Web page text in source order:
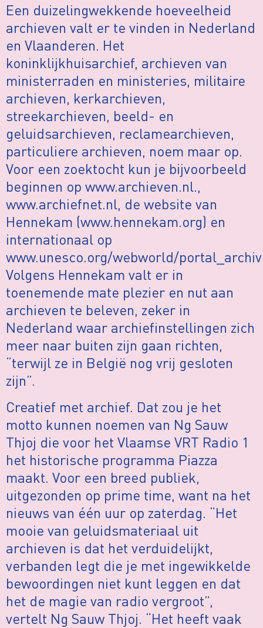
Een duizelingwekkende hoeveelheid
archieven valt er te vinden in Nederland
en Vlaanderen. Het
koninklijkhuisarchief, archieven van
ministerraden en ministeries, militaire
archieven, kerkarchieven,
streekarchieven, beeld- en
geluidsarchieven, reclamearchieven,
particuliere archieven, noem maar op.
Voor een zoektocht kun je bijvoorbeeld
beginnen op www.archieven.nl.,
www.archiefnet.nl, de website van
Hennekam (www.hennekam.org) en
internationaal op
www.unesco.org/webworld/
Volgens Hennekam valt er in
toenemende mate plezier en nut aan
archieven te beleven, zeker in
Nederland waar archiefinstellingen zich
meer naar buiten zijn gaan richten,
“terwijl ze in België nog vrij gesloten
zijn”.
Creatief met archief. Dat zou je het
motto kunnen noemen van Ng Sauw
Thjoj die voor het Vlaamse VRT Radio 1
het historische programma Piazza
maakt. Voor een breed publiek,
uitgezonden op prime time, want na het
nieuws van één uur op zaterdag. “Het
mooie van geluidsmateriaal uit
archieven is dat het verduidelijkt,
verbanden legt die je met ingewikkelde
bewoordingen niet kunt leggen en dat
het de magie van radio vergroot”,
vertelt Ng Sauw Thjoj. “Het heeft vaak